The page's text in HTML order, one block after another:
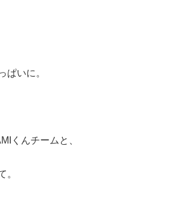
ぱいに。
くんチームと、
。